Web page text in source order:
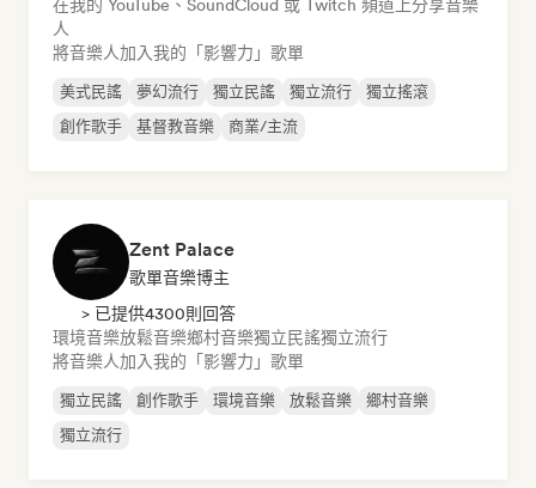
在我的 YouTube、SoundCloud 或 Twitch 頻道上分享音樂
人
將音樂人加入我的「影響力」歌單
美式民謠 夢幻流行 獨立民謠 獨立流行
獨立搖滾
創作歌手
基督教音樂 商業/主流
Zent Palace
歌單音樂博主
> 已提供4300則回答
環境音樂放鬆音樂鄉村音樂獨立民謠獨立流行
將音樂人加入我的「影響力」歌單
獨立民謠 創作歌手 環境音樂 放鬆音樂
鄉村音樂
獨立流行